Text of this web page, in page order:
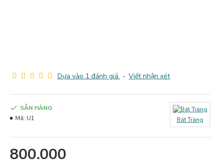
Dựa vào 1 đánh giá. - Viết nhận xét
800.000
SẴN HÀNG
Mã: U1 Bát Tràng